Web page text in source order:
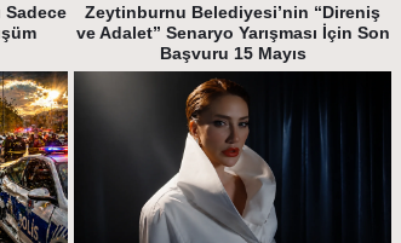
Sadece
Zeytinburnu Belediyesi’nin “Direniş
ve Adalet” Senaryo Yarışması İçin Son
Başvuru 15 Mayıs